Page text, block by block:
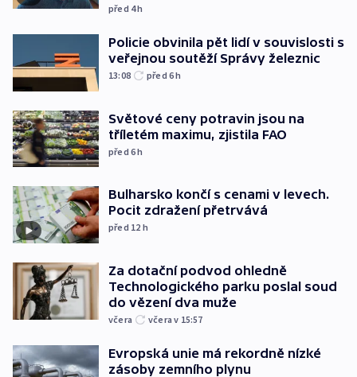
před 4h
Policie obvinila pět lidí v souvislosti s
veřejnou soutěží Správy železnic
13:08 před 6h
Světové ceny potravin jsou na
tříletém maximu, zjistila FAO
před 6h
Bulharsko končí s cenami v levech.
Pocit zdražení přetrvává
před 12 h
Za dotační podvod ohledně
Technologického parku poslal soud
do vězení dva muže
včera včera v 15:57
Evropská unie má rekordně nízké
zásoby zemního plynu